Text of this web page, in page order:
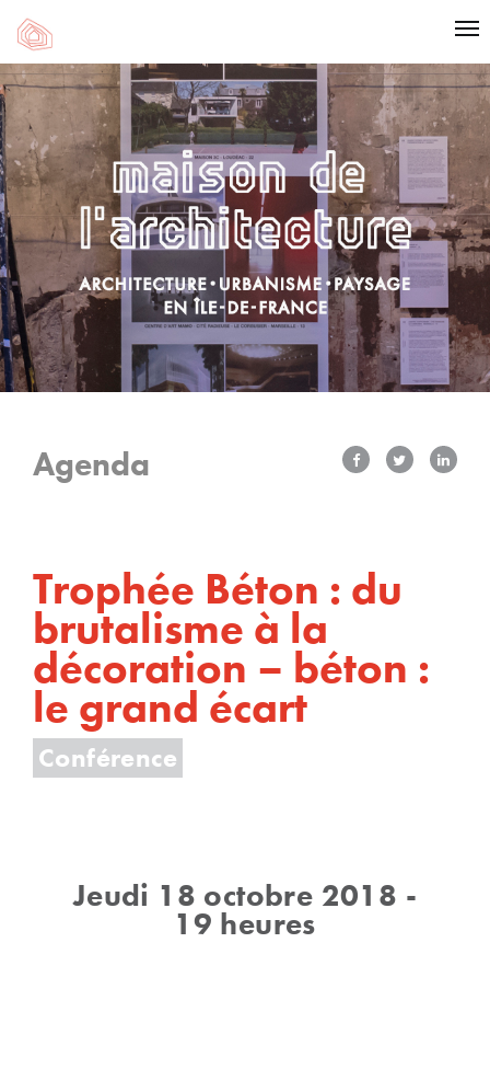
Agenda
Trophée Béton : du
brutalisme à la
décoration – béton :
le grand écart
Conférence
Jeudi 18 octobre 2018 -
19 heures